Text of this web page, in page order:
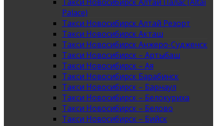
Palace)
Такси Новосибирск Алтай Резорт
Такси Новосибирск Акташ
Такси Новосибирск Анжеро-Судженск
Такси Новосибирск – Артыбаш
Такси Новосибирск – Ая
Такси Новосибирск Барабинск
Такси Новосибирск – Барнаул
Такси Новосибирск – Белокуриха
Такси Новосибирск – Белово
Такси Новосибирск – Бийск